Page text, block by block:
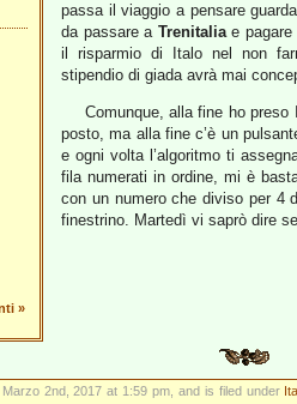
»
passa il viaggio a pensare
da passare a Trenitaliae pagare
il risparmio di Italo nel non
stipendio di giada avrà mai
Comunque, alla fine ho
posto, ma alla fine c’è un
e ogni volta l’algoritmo ti
fila numerati in ordine, mi è
con un numero che diviso per 4
finestrino. Martedì vi saprò dire
2nd, 2017 at 1:59 pm, and is filed under